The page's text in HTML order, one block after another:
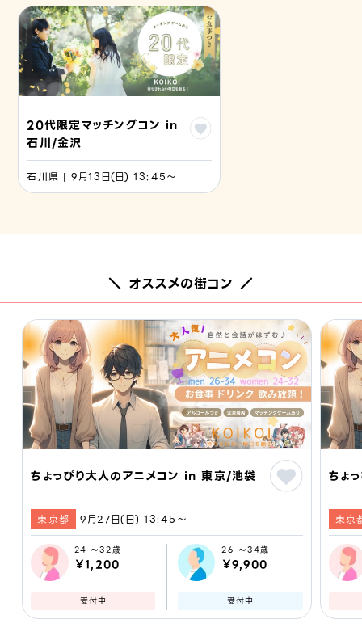
20代限定マッチングコン in
石川/金沢
石川県 | 9月13日(日) 13:45〜
＼ オススメの街コン ／
ちょっぴり大人のアニメコン in 東京/池袋
東京都 9月27日(日) 13:45〜
24 ～32歳
￥1,200
受付中
26 ～34歳
￥9,900
受付中
ちょ
東京